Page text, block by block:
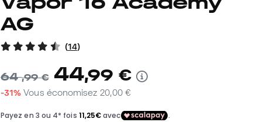
AG
(14)
64,99 € 44,99 €
-31% Vous économisez 20,00 €